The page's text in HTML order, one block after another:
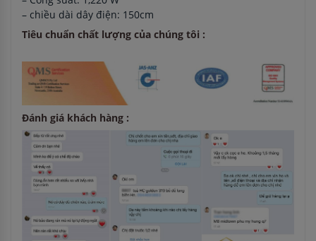
– chiều dài dây điện: 150cm
Tiêu chuẩn chất lượng của chúng tôi :
Đánh giá khách hàng :